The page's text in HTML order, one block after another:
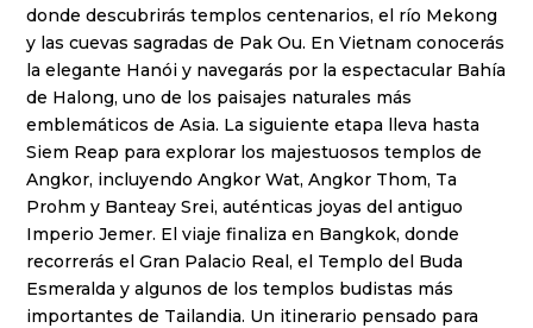
donde descubrirás templos centenarios, el río Mekong
y las cuevas sagradas de Pak Ou. En Vietnam conocerás
la elegante Hanói y navegarás por la espectacular Bahía
de Halong, uno de los paisajes naturales más
emblemáticos de Asia. La siguiente etapa lleva hasta
Siem Reap para explorar los majestuosos templos de
Angkor, incluyendo Angkor Wat, Angkor Thom, Ta
Prohm y Banteay Srei, auténticas joyas del antiguo
Imperio Jemer. El viaje finaliza en Bangkok, donde
recorrerás el Gran Palacio Real, el Templo del Buda
Esmeralda y algunos de los templos budistas más
importantes de Tailandia. Un itinerario pensado para